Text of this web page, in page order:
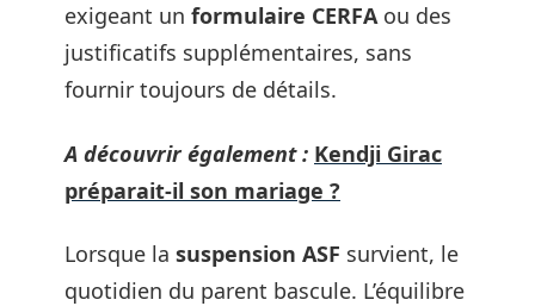
exigeant un formulaire CERFAou des
justificatifs supplémentaires, sans
fournir toujours de détails.
A découvrir également : Kendji Girac
préparait-il son mariage ?
Lorsque la suspension ASF survient, le
quotidien du parent bascule. L’équilibre